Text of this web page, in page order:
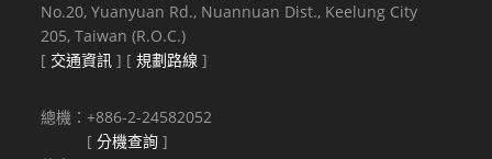
No.20, Yuanyuan Rd., Nuannuan Dist., Keelung City
205, Taiwan (R.O.C.)
[ 交通資訊 ] [規劃路線 ]
總機：+886-2-24582052
[分機查詢 ]